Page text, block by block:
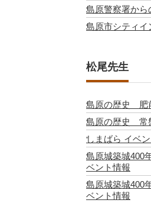
島原警察署から
島原市シティイ
松尾先生
島原の歴史 肥
島原の歴史 常
しまばら イベ
島原城築城400
ベント情報
島原城築城400
ベント情報